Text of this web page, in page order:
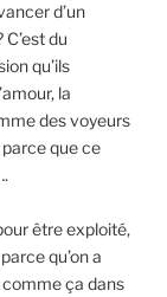
d’un
du
qu’ils
la
des voyeurs
parce que ce
être exploité,
qu’on a
comme ça dans